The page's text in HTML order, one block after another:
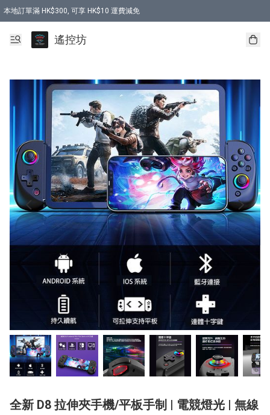
本地訂單滿 HK$300, 可享 HK$10 運費減免
購買 7.6V 6500mah 70C 電池 送 7.6V USB充電器
遙控坊
全新 D8 拉伸夾手機/平板手制 | 電競燈光 | 無線